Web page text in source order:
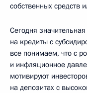
собственных средств
Сегодня
на кредиты с
все понимаем, что с
и инфляционное
мотивируют
на депозитах с